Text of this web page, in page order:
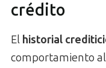
crédito
El historial
comportamiento